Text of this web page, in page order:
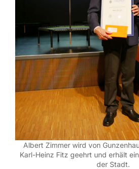
Albert Zimmer wird von
Karl-Heinz Fitz geehrt und erhält
der Stadt.